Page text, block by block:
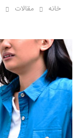
خانه مقالات